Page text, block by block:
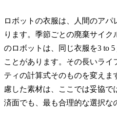
ロボットの衣服は、人間のア
ります。季節ごとの廃棄サイ
のロボットは、同じ衣服を3 to
ことがあります。その長いライ
ティの計算式そのものを変え
慮した素材は、ここでは妥協で
済面でも、最も合理的な選択な